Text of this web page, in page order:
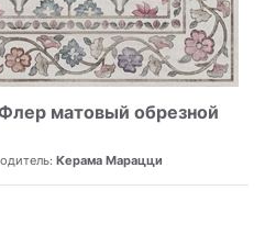
матовый обрезной
Керама Марацци